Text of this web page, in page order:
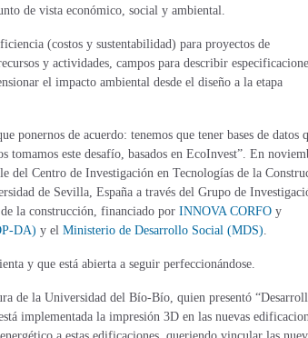
de vista económico, social y ambiental.
(costos y sustentabilidad) para proyectos de
y actividades, campos para describir
el impacto ambiental desde el diseño a la etapa
ponernos de acuerdo: tenemos que tener bases de datos
tomamos este desafío, basados en EcoInvest”. En
del Centro de Investigación en Tecnologías de la
de Sevilla, España a través del Grupo de
la construcción, financiado por INNOVA CORFO y
DA) y el Ministerio de Desarrollo Social (MDS).
y que está abierta a seguir perfeccionándose.
de la Universidad del Bío-Bío, quien presentó
implementada la impresión 3D en las nuevas